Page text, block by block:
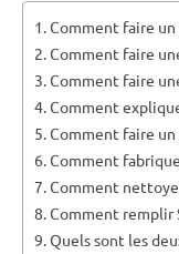
Comment faire un
Comment faire
Comment faire
Comment
Comment faire
Comment
Comment
Comment remplir
Quels sont les